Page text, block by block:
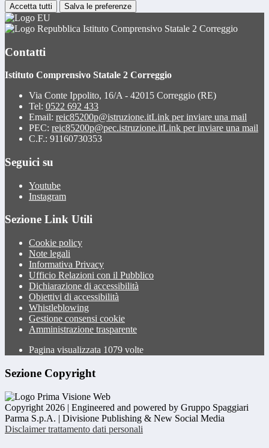
Accetta tutti Salva le preferenze
Istituto Comprensivo Statale 2 Correggio
Contatti
Istituto Comprensivo Statale 2 Correggio
Via Conte Ippolito, 16/A - 42015 Correggio (RE)
Tel: 0522 692 433
Email: reic85200p@istruzione.itLink per inviare una mail
PEC: reic85200p@pec.istruzione.itLink per inviare una mail
C.F.: 91160730353
Seguici su
Youtube
Instagram
Sezione Link Utili
Cookie policy
Note legali
Informativa Privacy
Ufficio Relazioni con il Pubblico
Dichiarazione di accessibilità
Obiettivi di accessibilità
Whistleblowing
Gestione consensi cookie
Amministrazione trasparente
Pagina visualizzata 1079 volte
Sezione Copyright
Copyright 2026 | Engineered and powered by Gruppo Spaggiari
Parma S.p.A. | Divisione Publishing & New Social Media
Disclaimer trattamento dati personali